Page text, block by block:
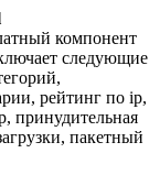
компонент
следующие
рейтинг по ip,
принудительная
пакетный